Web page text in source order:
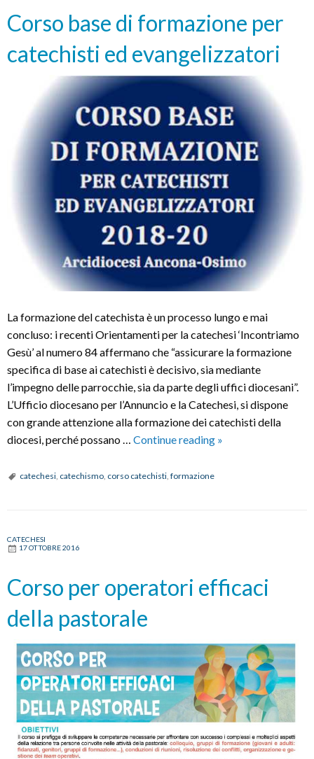
comunità.
Da
scuola/azienda
a
casa”
Corso base di formazione per
catechisti ed evangelizzatori
La formazione del catechista è un processo lungo e mai
concluso: i recenti Orientamenti per la catechesi ‘Incontriamo
Gesù’ al numero 84 affermano che “assicurare la formazione
specifica di base ai catechisti è decisivo, sia mediante
l’impegno delle parrocchie, sia da parte degli uffici diocesani”.
L’Ufficio diocesano per l’Annuncio e la Catechesi, si dispone
con grande attenzione alla formazione dei catechisti della
diocesi, perché possano … Continue reading Corso
»
catechesi catechismo corso catechisti formazione
CATECHESI
17 OTTOBRE 2016
Corso per operatori efficaci
della pastorale